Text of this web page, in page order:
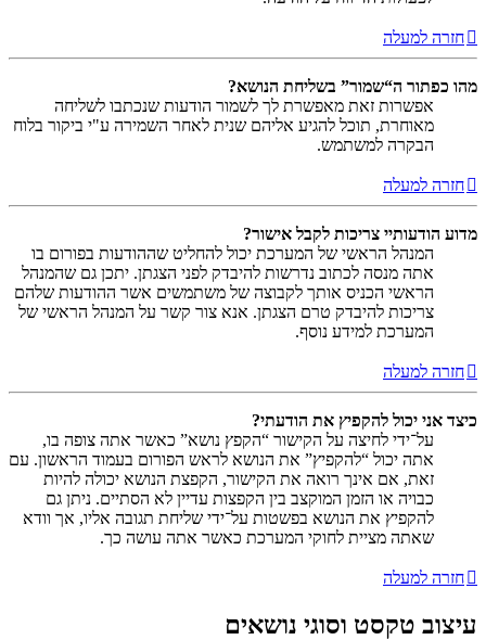
חזרה למעלה
מהו כפתור ה“שמור” בשליחת הנושא?
אפשרות זאת מאפשרת לך לשמור הודעות שנכתבו לשליחה
מאוחרת, תוכל להגיע אליהם שנית לאחר השמירה ע"י ביקור בלוח
הבקרה למשתמש.
חזרה למעלה
מדוע הודעותיי צריכות לקבל אישור?
המנהל הראשי של המערכת יכול להחליט שההודעות בפורום בו
אתה מנסה לכתוב נדרשות להיבדק לפני הצגתן. יתכן גם שהמנהל
הראשי הכניס אותך לקבוצה של משתמשים אשר ההודעות שלהם
צריכות להיבדק טרם הצגתן. אנא צור קשר על המנהל הראשי של
המערכת למידע נוסף.
חזרה למעלה
כיצד אני יכול להקפיץ את הודעתי?
על־ידי לחיצה על הקישור “הקפץ נושא” כאשר אתה צופה בו,
אתה יכול “להקפיץ” את הנושא לראש הפורום בעמוד הראשון. עם
זאת, אם אינך רואה את הקישור, הקפצת הנושא יכולה להיות
כבויה או הזמן המוקצב בין הקפצות עדיין לא הסתיים. ניתן גם
להקפיץ את הנושא בפשטות על־ידי שליחת תגובה אליו, אך וודא
שאתה מציית לחוקי המערכת כאשר אתה עושה כך.
חזרה למעלה
עיצוב טקסט וסוגי נושאים